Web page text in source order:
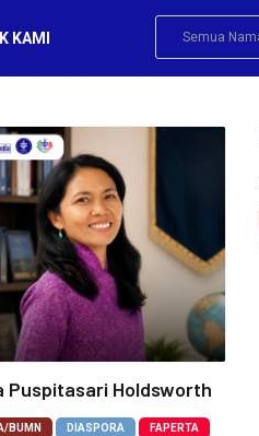
KAMI
Puspitasari Holdsworth
BUMN DIASPORA FAPERTA